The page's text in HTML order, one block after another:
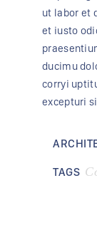
ut labor et
et iusto
ducimu
corryi
excepturi
TAGS